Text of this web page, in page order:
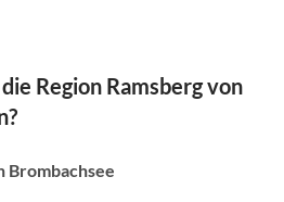
Region Ramsberg von
Brombachsee